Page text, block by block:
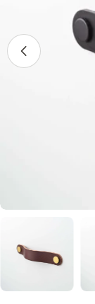
le média 10